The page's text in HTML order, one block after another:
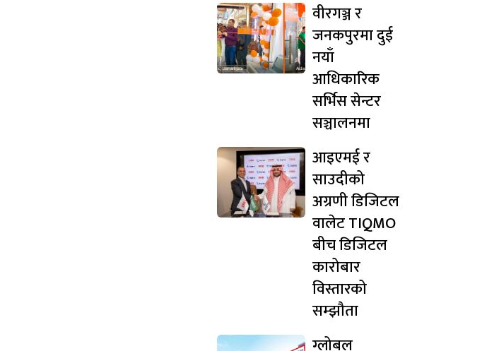
वीरगञ्ज र
जनकपुरमा दुई
नयाँ
आधिकारिक
सर्भिस सेन्टर
सञ्चालनमा
आइएमई र
साउदीको
अग्रणी डिजिटल
वालेट TIQMO
बीच डिजिटल
कारोबार
विस्तारको
सम्झौता